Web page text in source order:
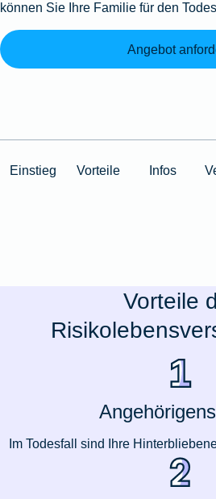
können Sie Ihre Familie für den
Angebot
Einstieg Vorteile Infos
Vorteile
Im Todesfall sind Ihre